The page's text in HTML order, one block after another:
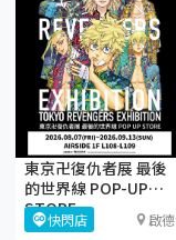
東京卍復仇者展 最後
的世界線 POP-UP
STORE
快閃店 啟德